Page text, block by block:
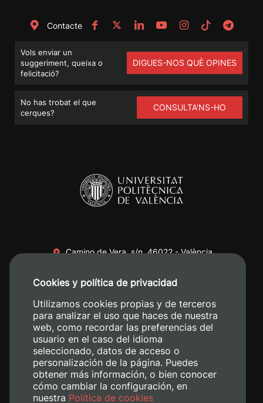
Contacte
Vols enviar un
suggeriment, queixa o
felicitació?
DIGUES-NOS QUÈ OPINES
No has trobat el que
cerques?
CONSULTA'NS-HO
Camino de Vera, s/n. 46022 - València
+34 620 04 00 50
Cookies y política de privacidad
Utilizamos cookies propias y de terceros
para analizar el uso que haces de nuestra
web, como recordar las preferencias del
usuario en el caso del idioma
seleccionado, datos de acceso o
personalización de la página. Puedes
obtener más información, o bien conocer
cómo cambiar la configuración, en
nuestra Política de cookies